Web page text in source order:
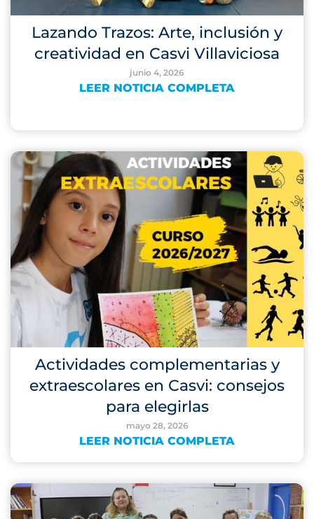
Lazando Trazos: Arte, inclusión y
creatividad en Casvi Villaviciosa
junio 4, 2026
LEER NOTICIA COMPLETA
Actividades complementarias y
extraescolares en Casvi: consejos
para elegirlas
mayo 28, 2026
LEER NOTICIA COMPLETA